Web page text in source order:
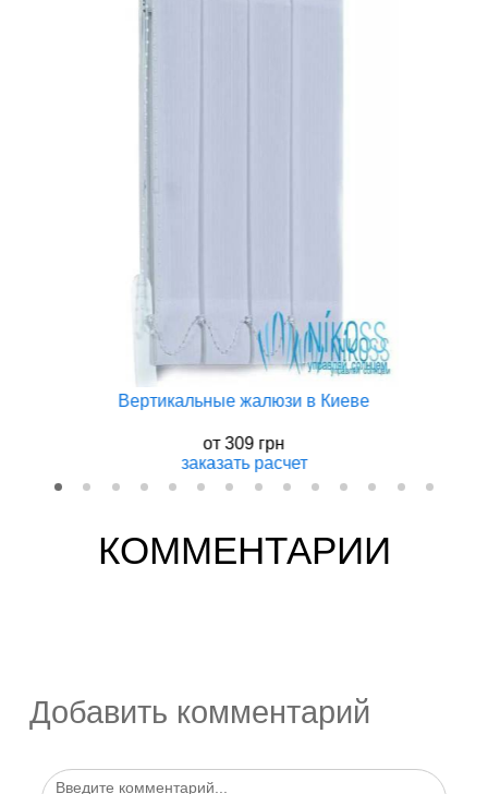
Вертикальные жалюзи в Киеве
от309 грн
заказать расчет
КОММЕНТАРИИ
Добавить комментарий